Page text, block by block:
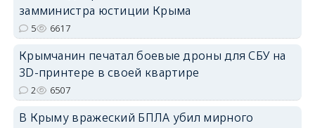
замминистра юстиции Крыма
5 6617
Крымчанин печатал боевые дроны для СБУ на
3D-принтере в своей квартире
2 6507
В Крыму вражеский БПЛА убил мирного